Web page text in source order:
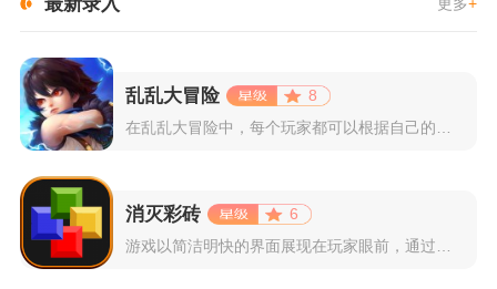
乱乱大冒险
8
在乱乱大冒险中，每个玩家都可以根据自己的喜好选择和培养角色，...
消灭彩砖
6